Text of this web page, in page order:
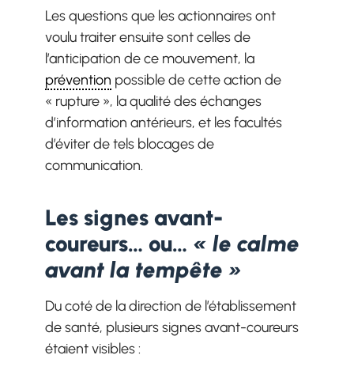
Les questions que les actionnaires ont
voulu traiter ensuite sont celles de
l’anticipation de ce mouvement, la
prévention possible de cette action de
« rupture », la qualité des échanges
d’information antérieurs, et les facultés
d’éviter de tels blocages de
communication.
Les signes avant-
coureurs… ou… « le calme
avant la tempête »
Du coté de la direction de l’établissement
de santé, plusieurs signes avant-coureurs
étaient visibles :